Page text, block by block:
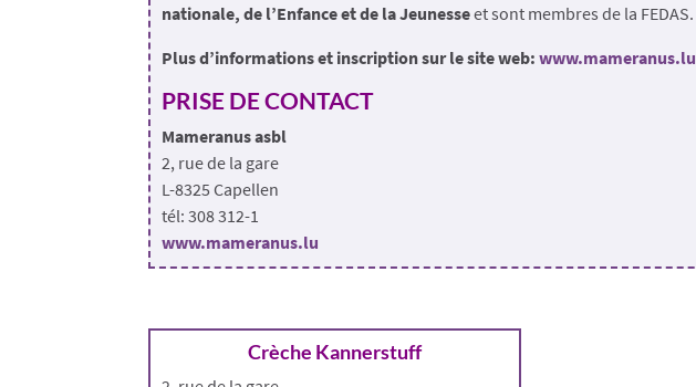
nationale, de l’Enfance et de la Jeunesseet sont membres de la FEDAS.
Plus d’informations et inscription sur le site web:www.mameranus.lu
PRISE DE CONTACT
Mameranus asbl
2, rue de la gare
L-8325 Capellen
tél: 308 312-1
www.mameranus.lu
Crèche Kannerstuff